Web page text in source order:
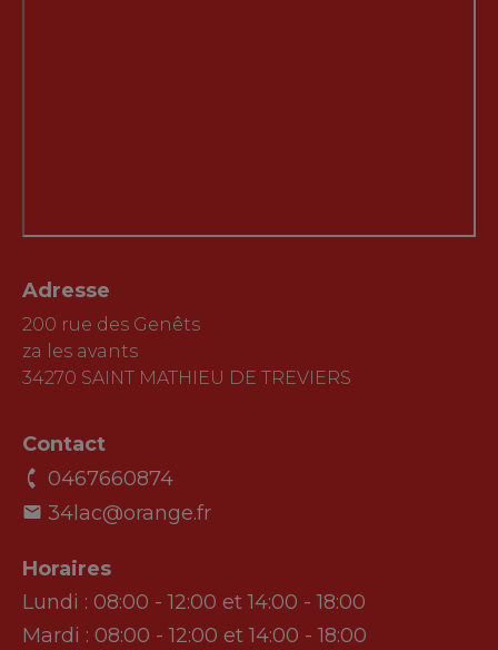
Adresse
200 rue des Genêts
za les avants
34270 SAINT MATHIEU DE TREVIERS
Contact
0467660874
34lac@orange.fr
Horaires
Lundi : 08:00 - 12:00 et 14:00 - 18:00
Mardi : 08:00 - 12:00 et 14:00 - 18:00